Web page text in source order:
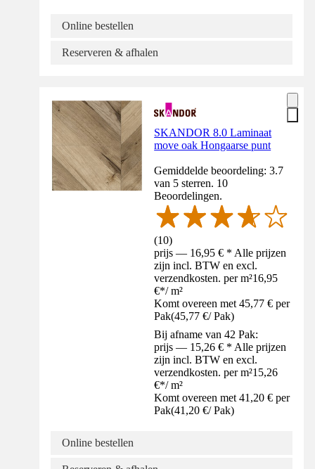
Online bestellen
Reserveren & afhalen
SKANDOR 8.0 Laminaat
move oak Hongaarse punt
Gemiddelde beoordeling: 3.7
van 5 sterren. 10
Beoordelingen.
(10)
prijs — 16,95 € * Alle prijzen
zijn incl. BTW en excl.
verzendkosten. per m²16,95
€*/ m²
Komt overeen met 45,77 € per
Pak(45,77 €/ Pak)
Bij afname van 42 Pak:
prijs — 15,26 € * Alle prijzen
zijn incl. BTW en excl.
verzendkosten. per m²15,26
€*/ m²
Komt overeen met 41,20 € per
Pak(41,20 €/ Pak)
Online bestellen